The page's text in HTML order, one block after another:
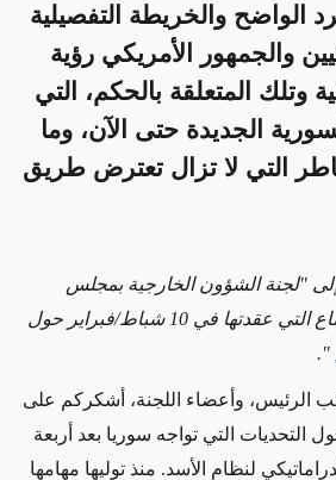
الواضح والخريطة التفصيلية
والجمهور الأمريكي رؤية
وتلك المتعلقة بالحكم، التي
الجديدة حتى الآن، وما
التي لا تزال تعترض طريق
إلى "لجنة الشؤون الخارجية بمجلس
في 10 شباط/فبراير حول
".
الرئيس، وأعضاء اللجنة، أشكركم على
التحديات التي تواجه سوريا بعد أربعة
لنظام الأسد. منذ توليها مهامها